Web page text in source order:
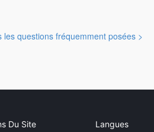
les questions fréquemment posées >
Du Site Langues